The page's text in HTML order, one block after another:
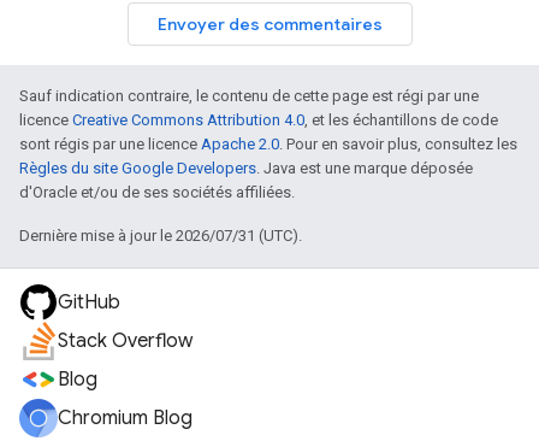
Envoyer des commentaires
Sauf indication contraire, le contenu de cette page est régi par une
licence Creative Commons Attribution 4.0, et les échantillons de code
sont régis par une licence Apache 2.0. Pour en savoir plus, consultez les
Règles du site Google Developers. Java est une marque déposée
d'Oracle et/ou de ses sociétés affiliées.
Dernière mise à jour le 2026/07/31 (UTC).
GitHub
Stack Overflow
Blog
Chromium Blog